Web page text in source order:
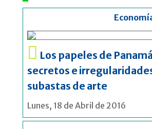
Los papeles de
secretos e
subastas de arte
Lunes, 18 de Abril de 2016